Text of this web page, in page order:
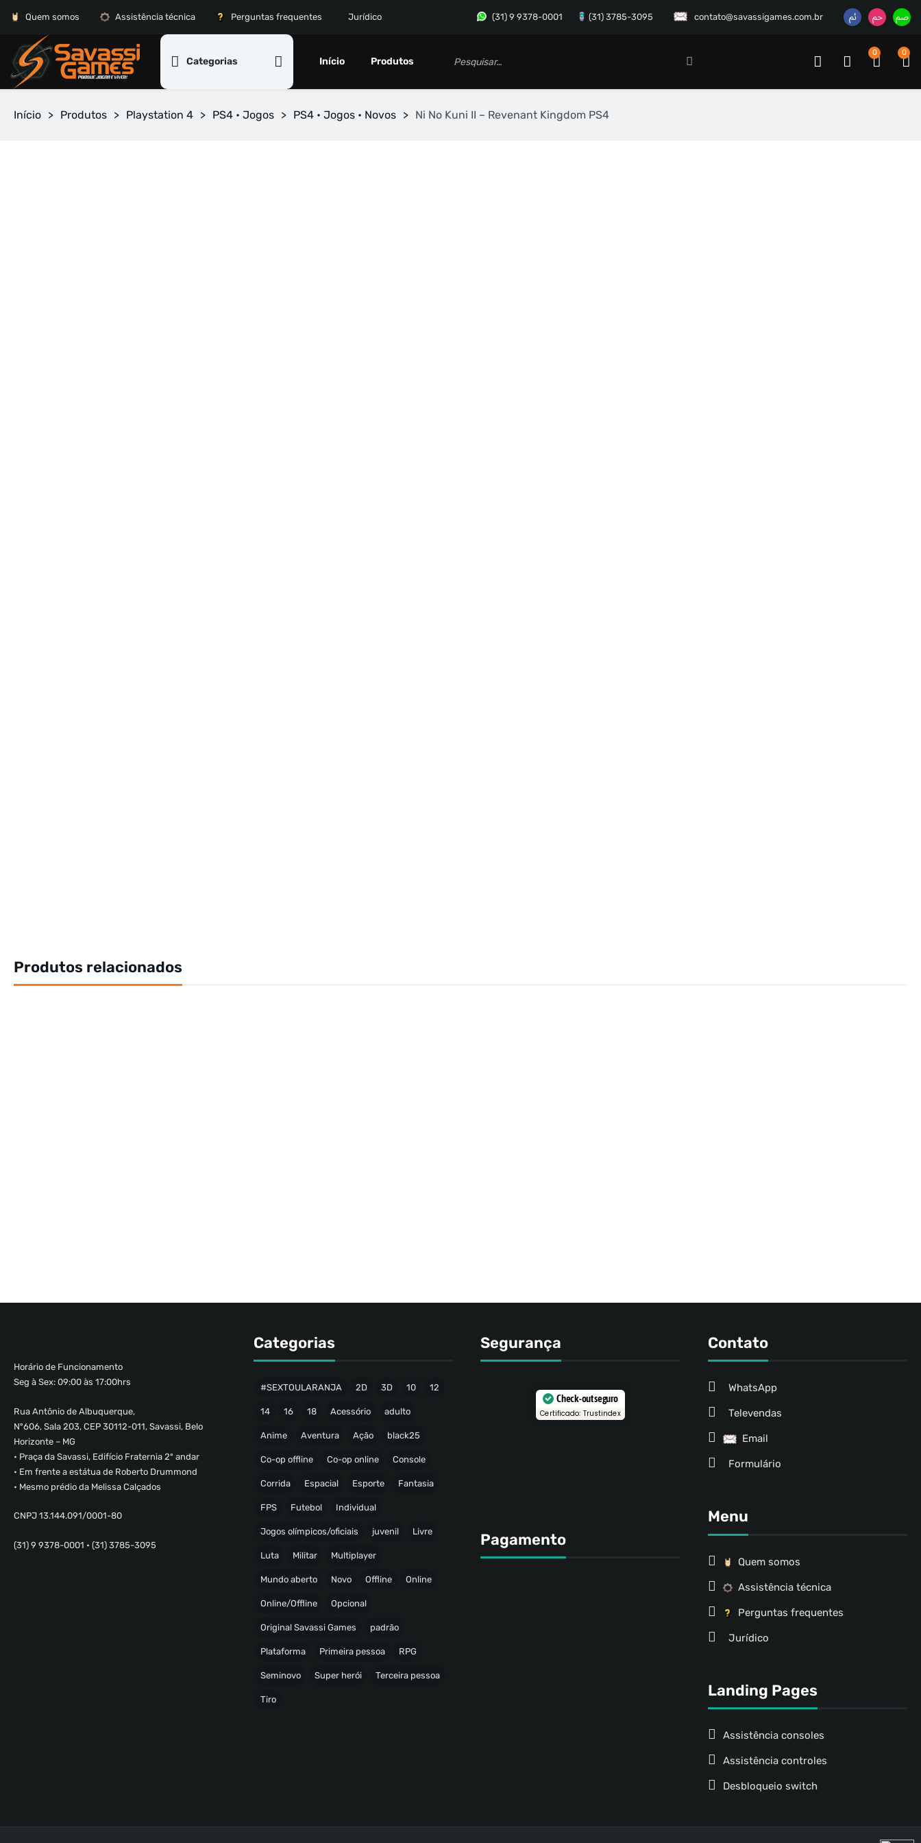
contato@savassigames.com.br
(31) 9 9378-0001 (31) 3785-3095
Quem somos Assistência técnica Perguntas frequentes Jurídico
Categorias
0
0
Início Produtos
Início > Produtos > Playstation 4 > PS4 • Jogos > PS4 • Jogos • Novos > Ni No Kuni II – Revenant Kingdom PS4
Produtos relacionados
Horário de Funcionamento
Seg à Sex: 09:00 às 17:00hrs
Rua Antônio de Albuquerque,
Nº606, Sala 203, CEP 30112-011, Savassi, Belo
Horizonte – MG
• Praça da Savassi, Edifício Fraternia 2º andar
• Em frente a estátua de Roberto Drummond
• Mesmo prédio da Melissa Calçados
CNPJ 13.144.091/0001-80
(31) 9 9378-0001 • (31) 3785-3095
Categorias
#SEXTOULARANJA 2D 3D 10 12
14 16 18 Acessório adulto
Anime Aventura Ação black25
Co-op offline Co-op online Console
Corrida Espacial Esporte Fantasia
FPS Futebol Individual
Jogos olímpicos/oficiais juvenil Livre
Luta Militar Multiplayer
Mundo aberto Novo Offline Online
Online/Offline Opcional
Original Savassi Games padrão
Plataforma Primeira pessoa RPG
Seminovo Super herói Terceira pessoa
Tiro
Segurança
Check-out seguro
Certificado: Trustindex
Pagamento
Contato
WhatsApp
Televendas
Email
Formulário
Menu
Quem somos
Assistência técnica
Perguntas frequentes
Jurídico
Landing Pages
Assistência consoles
Assistência controles
Desbloqueio switch